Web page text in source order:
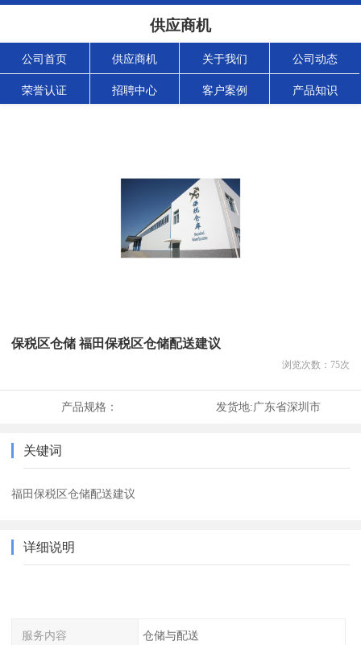
供应商机
公司首页 供应商机 关于我们 公司动态
荣誉认证 招聘中心 客户案例 产品知识
保税区仓储 福田保税区仓储配送建议
浏览次数： 75次
产品规格： 发货地:广东省深圳市
关键词
福田保税区仓储配送建议
详细说明
服务内容 仓储与配送